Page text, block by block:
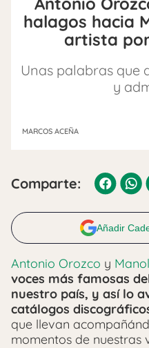
halagos hacia
artista
Unas palabras que
y
MARCOS ACEÑA
Comparte:
Añadir
Antonio Orozco y
voces más famosas
nuestro país, y así lo
catálogos
que llevan
momentos de nuestras